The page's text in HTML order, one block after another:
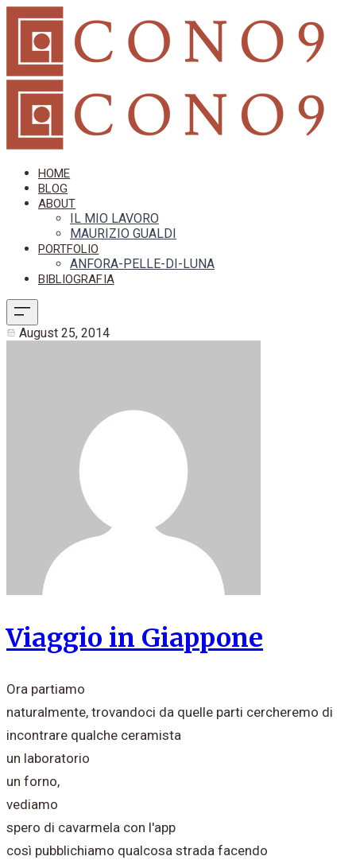
HOME
BLOG
ABOUT
IL MIO LAVORO
MAURIZIO GUALDI
PORTFOLIO
ANFORA-PELLE-DI-LUNA
BIBLIOGRAFIA
August 25, 2014
Viaggio in Giappone
Ora partiamo
naturalmente, trovandoci da quelle parti cercheremo di
incontrare qualche ceramista
un laboratorio
un forno,
vediamo
spero di cavarmela con l'app
così pubblichiamo qualcosa strada facendo